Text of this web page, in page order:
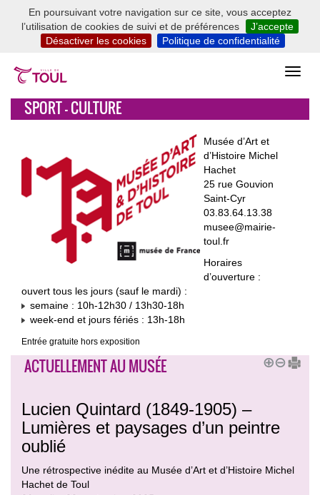
En poursuivant votre navigation sur ce site, vous acceptez
l’utilisation de cookies de suivi et de préférences
J’accepte
Désactiver les cookies
Politique de confidentialité
SPORT - CULTURE
Musée d’Art et
d’Histoire Michel
Hachet
25 rue Gouvion
Saint-Cyr
03.83.64.13.38
musee@mairie-
toul.fr
Horaires
d’ouverture :
ouvert tous les jours (sauf le mardi) :
semaine : 10h-12h30 / 13h30-18h
week-end et jours fériés : 13h-18h
Entrée gratuite hors exposition
ACTUELLEMENT AU MUSÉE
Lucien Quintard (1849-1905) –
Lumières et paysages d’un peintre
oublié
Une rétrospective inédite au Musée d’Art et d’Histoire Michel
Hachet de Toul